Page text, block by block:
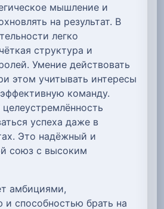
мышление и
на результат. В
легко
структура и
Умение действовать
этом учитывать интересы
команду.
успеха даже в
Это надёжный и
союз с высоким
амбициями,
и способностью брать на